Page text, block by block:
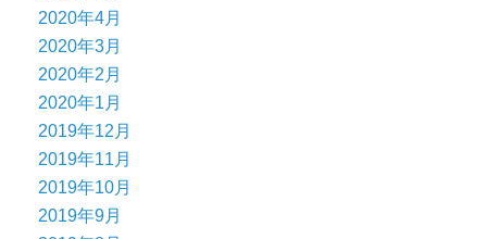
2020年4月
2020年3月
2020年2月
2020年1月
2019年12月
2019年11月
2019年10月
2019年9月